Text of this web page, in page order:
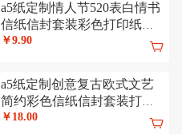
a5纸定制情人节520表白情书
信纸信封套装彩色打印纸一
封情书系列
￥9.90
a5纸定制创意复古欧式文艺
简约彩色信纸信封套装打印
纸古罗马系列
￥18.00